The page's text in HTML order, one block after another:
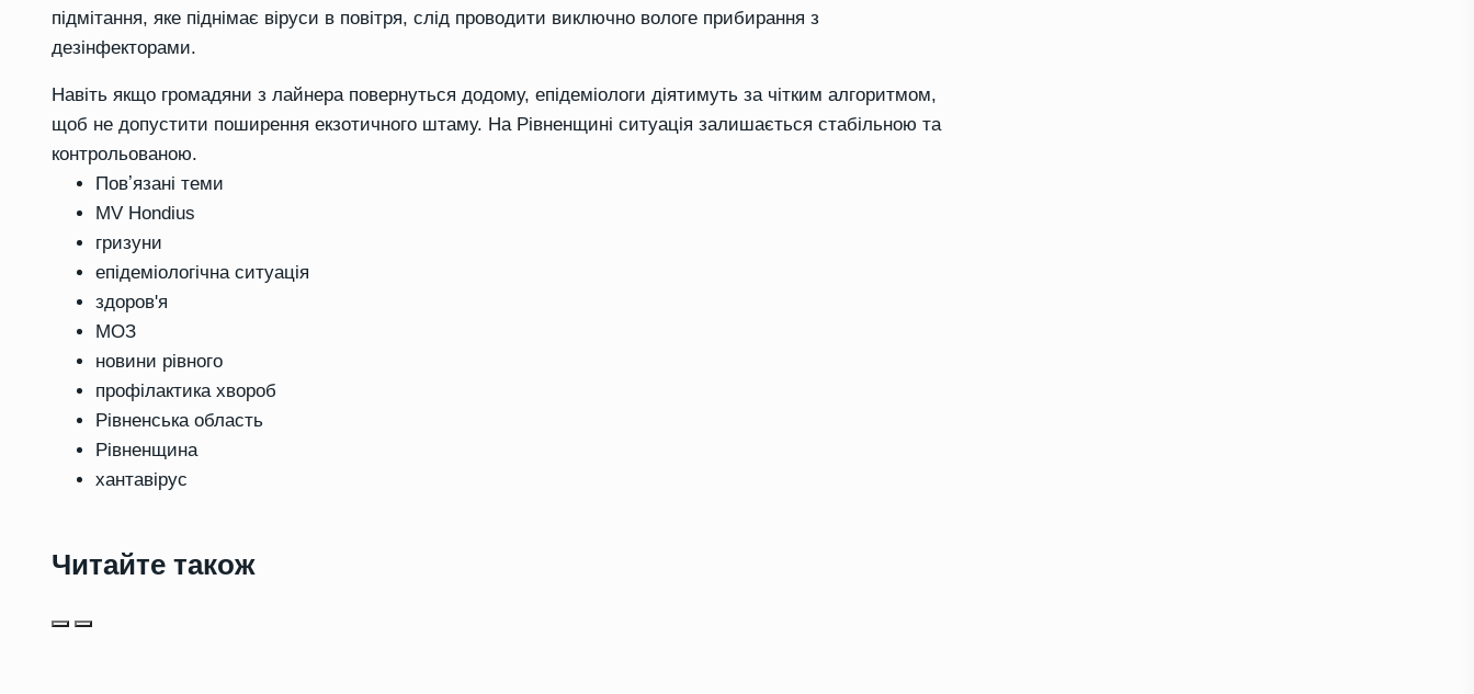
підмітання, яке піднімає віруси в повітря, слід проводити виключно вологе прибирання з
дезінфекторами.
Навіть якщо громадяни з лайнера повернуться додому, епідеміологи діятимуть за чітким алгоритмом,
щоб не допустити поширення екзотичного штаму. На Рівненщині ситуація залишається стабільною та
контрольованою.
Повʼязані теми
MV Hondius
гризуни
епідеміологічна ситуація
здоров'я
МОЗ
новини рівного
профілактика хвороб
Рівненська область
Рівненщина
хантавірус
Читайте також